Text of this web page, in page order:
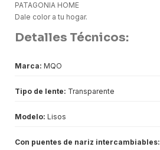
PATAGONIA HOME
Dale color a tu hogar.
Detalles Técnicos:
Marca: MQO
Tipo de lente: Transparente
Modelo: Lisos
Con puentes de nariz intercambiables: